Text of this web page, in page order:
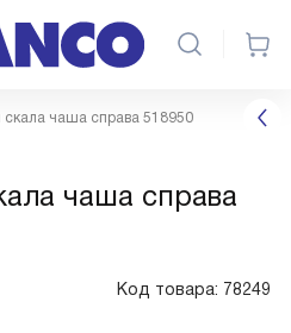
чаша справа 518950
Код товара: 78249
чаша справа